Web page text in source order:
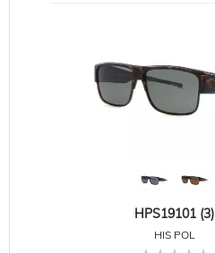
HPS19101 (3)
HIS POL